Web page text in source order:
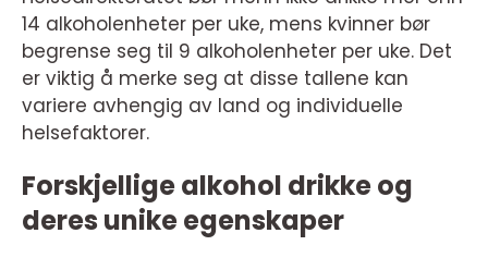
14 alkoholenheter per uke, mens kvinner bør
begrense seg til 9 alkoholenheter per uke. Det
er viktig å merke seg at disse tallene kan
variere avhengig av land og individuelle
helsefaktorer.
Forskjellige alkohol drikke og
deres unike egenskaper